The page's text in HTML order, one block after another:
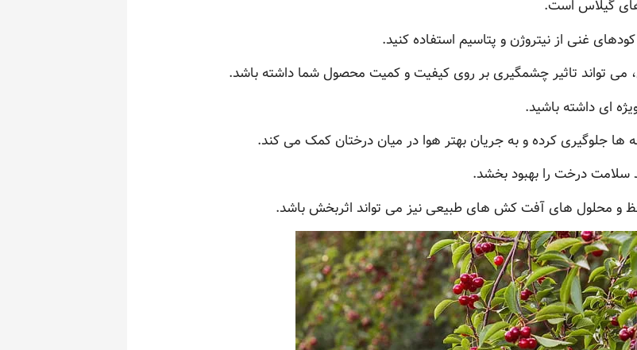
گیلاس است.
غنی از نیتروژن و پتاسیم استفاده کنید.
می تواند تاثیر چشمگیری بر روی کیفیت و کمیت محصول شما داشته باشد.
ای داشته باشید.
جلوگیری کرده و به جریان بهتر هوا در میان درختان کمک می کند.
سلامت درخت را بهبود بخشد.
و محلول های آفت کش های طبیعی نیز می تواند اثربخش باشد.